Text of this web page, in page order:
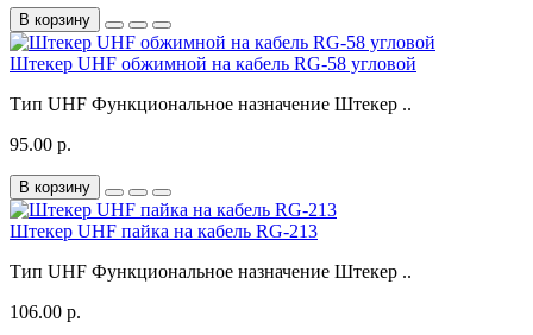
В корзину
Штекер UHF обжимной на кабель RG-58 угловой
Тип UHF Функциональное назначение Штекер ..
95.00 р.
В корзину
Штекер UHF пайка на кабель RG-213
Тип UHF Функциональное назначение Штекер ..
106.00 р.